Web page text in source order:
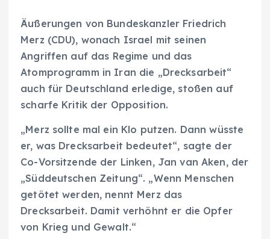
Äußerungen von Bundeskanzler Friedrich
Merz (CDU), wonach Israel mit seinen
Angriffen auf das Regime und das
Atomprogramm in Iran die „Drecksarbeit“
auch für Deutschland erledige, stoßen auf
scharfe Kritik der Opposition.
„Merz sollte mal ein Klo putzen. Dann wüsste
er, was Drecksarbeit bedeutet“, sagte der
Co-Vorsitzende der Linken, Jan van Aken, der
„Süddeutschen Zeitung“. „Wenn Menschen
getötet werden, nennt Merz das
Drecksarbeit. Damit verhöhnt er die Opfer
von Krieg und Gewalt.“